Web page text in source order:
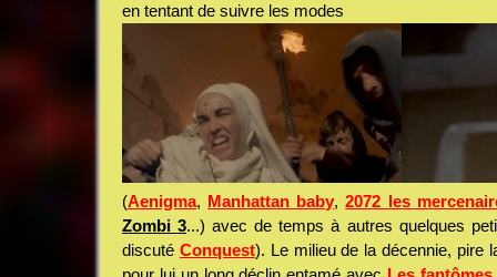
en tentant de suivre les modes
(Aenigma, Manhattan baby,2072 les
Zombi 3...) avec de temps à autres quelques
discuté Conquest). Le milieu de la décennie, pire